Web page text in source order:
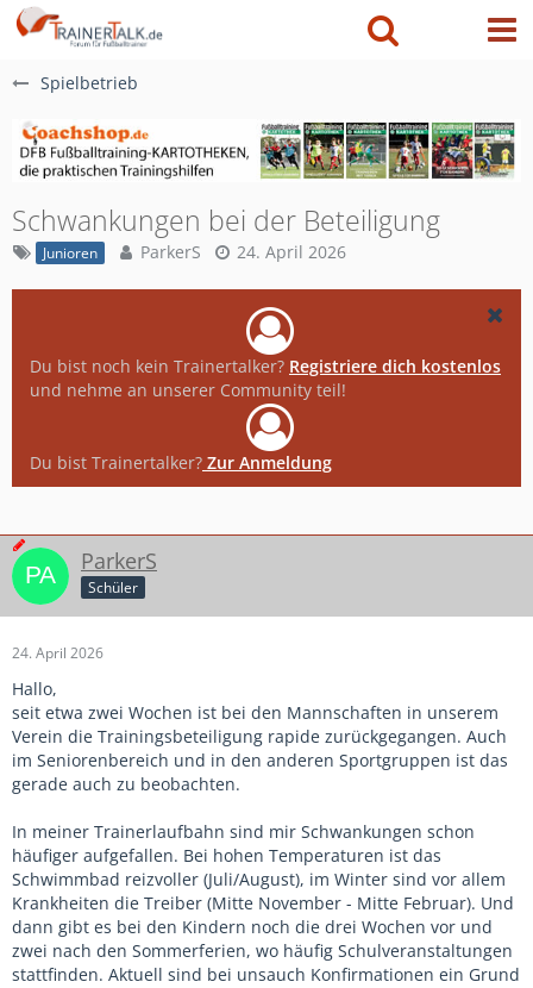
Spielbetrieb
Schwankungen bei der Beteiligung
Junioren ParkerS 24. April 2026
Du bist noch kein Trainertalker? Registriere dich kostenlos
und nehme an unserer Community teil!
Du bist Trainertalker? Zur Anmeldung
ParkerS
Schüler
24. April 2026
Hallo,
seit etwa zwei Wochen ist bei den Mannschaften in unserem
Verein die Trainingsbeteiligung rapide zurückgegangen. Auch
im Seniorenbereich und in den anderen Sportgruppen ist das
gerade auch zu beobachten.
In meiner Trainerlaufbahn sind mir Schwankungen schon
häufiger aufgefallen. Bei hohen Temperaturen ist das
Schwimmbad reizvoller (Juli/August), im Winter sind vor allem
Krankheiten die Treiber (Mitte November - Mitte Februar). Und
dann gibt es bei den Kindern noch die drei Wochen vor und
zwei nach den Sommerferien, wo häufig Schulveranstaltungen
stattfinden. Aktuell sind bei unsauch Konfirmationen ein Grund